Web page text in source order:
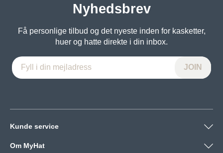
Nyhedsbrev
Få personlige tilbud og det nyeste inden for kasketter,
huer og hatte direkte i din inbox.
Kunde service
Om MyHat